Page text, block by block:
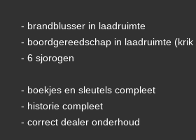
- brandblusser in laadruimte
- boordgereedschap in laadruimte (krik
- 6 sjorogen
- boekjes en sleutels compleet
- historie compleet
- correct dealer onderhoud